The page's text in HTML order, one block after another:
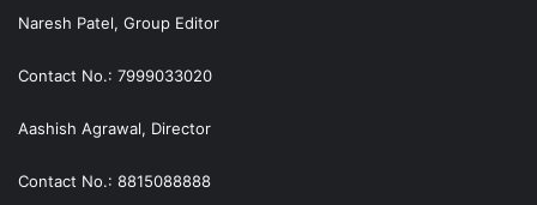
Naresh Patel, Group Editor
Contact No.: 7999033020
Aashish Agrawal, Director
Contact No.: 8815088888